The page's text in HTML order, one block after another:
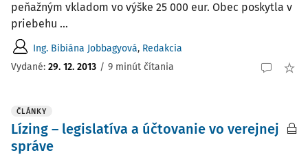
peňažným vkladom vo výške 25 000 eur. Obec poskytla v
priebehu ...
Ing. Bibiána Jobbagyová, Redakcia
Vydané: 29. 12. 2013 / 9 minút čítania
ČLÁNKY
Lízing – legislatíva a účtovanie vo verejnej
správe